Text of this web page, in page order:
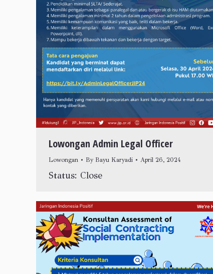
Lowongan Admin Legal Officer
Lowongan By Bayu Karyadi April 26, 2024
Status: Close